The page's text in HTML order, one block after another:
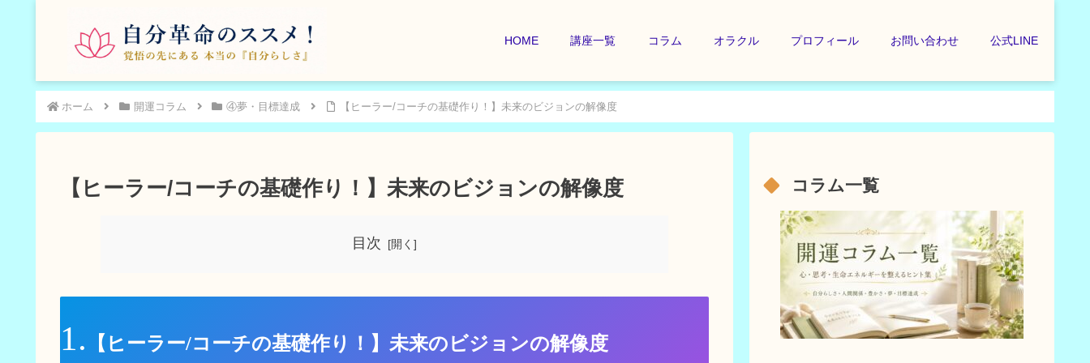
HOME 講座一覧 コラム オラクル プロフィール お問い合わせ 公式LINE
ホーム 開運コラム ④夢・目標達成 【ヒーラー/コーチの基礎作り！】未来のビジョンの解像度
【ヒーラー/コーチの基礎作り！】未来のビジョンの解像度
目次
【ヒーラー/コーチの基礎作り！】未来のビジョンの解像度
コラム一覧